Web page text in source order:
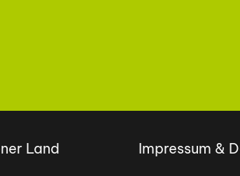
Land Impressum &